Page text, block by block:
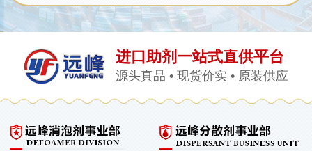
进口助剂一站式直供平台
源头真品 • 现货价实 • 原装供应